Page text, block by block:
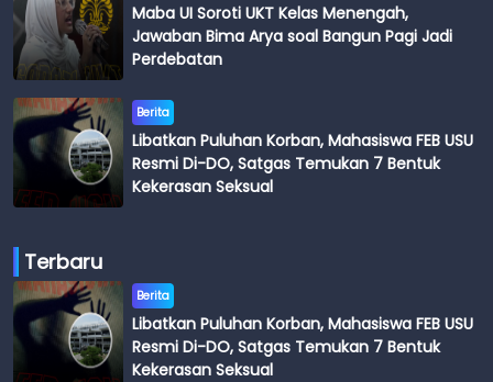
Maba UI Soroti UKT Kelas Menengah,
Jawaban Bima Arya soal Bangun Pagi Jadi
Perdebatan
Berita
Libatkan Puluhan Korban, Mahasiswa FEB USU
Resmi Di-DO, Satgas Temukan 7 Bentuk
Kekerasan Seksual
Terbaru
Berita
Libatkan Puluhan Korban, Mahasiswa FEB USU
Resmi Di-DO, Satgas Temukan 7 Bentuk
Kekerasan Seksual